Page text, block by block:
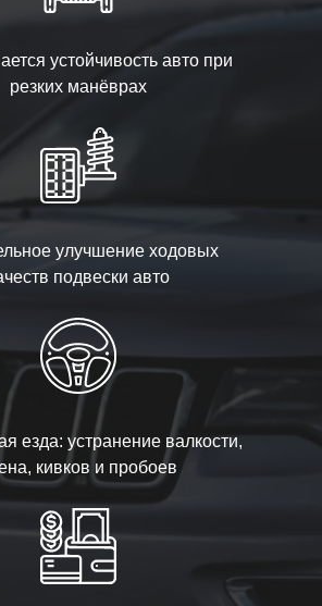
устойчивость авто при
резких манёврах
улучшение ходовых
подвески авто
езда: устранение валкости,
кивков и пробоев